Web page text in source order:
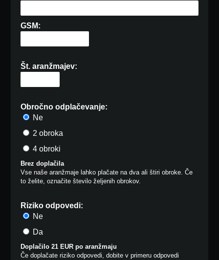
GSM:
Št. aranžmajev:
Obročno odplačevanje:
Ne
2 obroka
4 obroki
Brez doplačila
Vse naše aranžmaje lahko plačate na dva ali štiri obroke. Če
to želite, označite število željenih obrokov.
Riziko odpovedi:
Ne
Da
Doplačilo 21 EUR po aranžmaju
Če doplačate riziko odpovedi, dobite v primeru odpovedi